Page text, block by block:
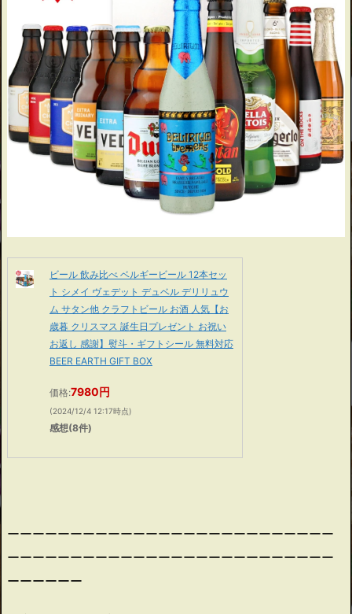
ビール 飲み比べ ベルギービール 12本セッ
ト シメイ ヴェデット デュベル デリリュウ
ム サタン他 クラフトビール お酒 人気【お
歳暮 クリスマス 誕生日プレゼント お祝い
お返し 感謝】熨斗・ギフトシール 無料対応
BEER EARTH GIFT BOX
価格:7980円
(2024/12/4 12:17時点)
感想(8件)
ーーーーーーーーーーーーーーーーーーーーーーーーーー
ーーーーーーーーーーーーーーーーーーーーーーーーーー
ーーーーーー